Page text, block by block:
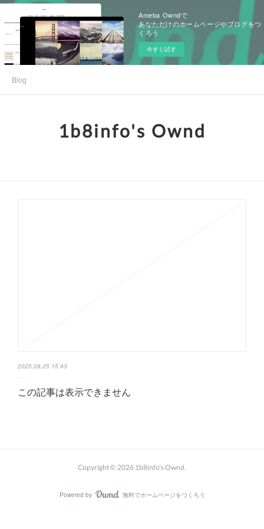
Ameba Owndで
あなただけのホームページやブログをつ
くろう
今すぐ試す
Blog
1b8info's Ownd
2025.08.25 15:43
この記事は表示できません
Copyright © 2026 1b8info's Ownd.
Powered by AmebaOwnd
無料でホームページをつくろう